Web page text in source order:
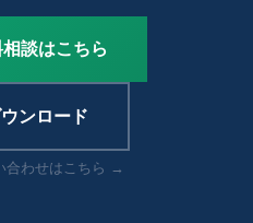
談はこちら
ンロード
合わせはこちら →